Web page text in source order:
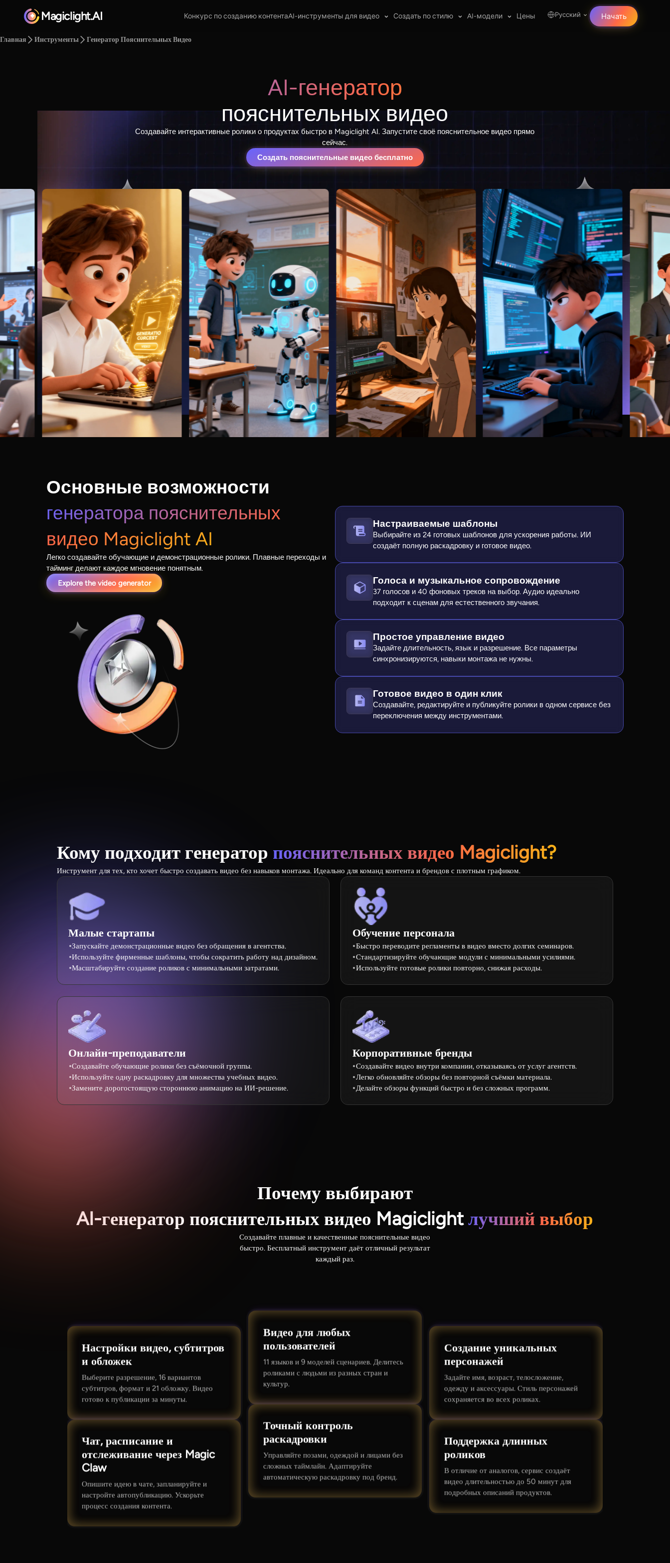
Magiclight.AI Конкурс по созданию контентаAI-инструменты для видео Создать по стилю AI-модели Цены Русский Начать
Главная Инструменты Генератор Пояснительных Видео
AI-генератор
пояснительных видео
Создавайте интерактивные ролики о продуктах быстро в Magiclight AI. Запустите своё пояснительное видео прямо
сейчас.
Создать пояснительные видео бесплатно
Основные возможности
генератора пояснительных
видео Magiclight AI
Легко создавайте обучающие и демонстрационные ролики. Плавные переходы и
тайминг делают каждое мгновение понятным.
Explore the video generator
Настраиваемые шаблоны
Выбирайте из 24 готовых шаблонов для ускорения работы. ИИ
создаёт полную раскадровку и готовое видео.
Голоса и музыкальное сопровождение
37 голосов и 40 фоновых треков на выбор. Аудио идеально
подходит к сценам для естественного звучания.
Простое управление видео
Задайте длительность, язык и разрешение. Все параметры
синхронизируются, навыки монтажа не нужны.
Готовое видео в один клик
Создавайте, редактируйте и публикуйте ролики в одном сервисе без
переключения между инструментами.
Кому подходит генератор пояснительных видео Magiclight?
Инструмент для тех, кто хочет быстро создавать видео без навыков монтажа. Идеально для команд контента и брендов с плотным графиком.
Малые стартапы
Запускайте демонстрационные видео без обращения в агентства.
Используйте фирменные шаблоны, чтобы сократить работу над дизайном.
Масштабируйте создание роликов с минимальными затратами.
Обучение персонала
Быстро переводите регламенты в видео вместо долгих семинаров.
Стандартизируйте обучающие модули с минимальными усилиями.
Используйте готовые ролики повторно, снижая расходы.
Онлайн-преподаватели
Создавайте обучающие ролики без съёмочной группы.
Используйте одну раскадровку для множества учебных видео.
Замените дорогостоящую стороннюю анимацию на ИИ-решение.
Корпоративные бренды
Создавайте видео внутри компании, отказываясь от услуг агентств.
Легко обновляйте обзоры без повторной съёмки материала.
Делайте обзоры функций быстро и без сложных программ.
Почему выбирают
AI-генератор пояснительных видео Magiclightлучший выбор
Создавайте плавные и качественные пояснительные видео
быстро. Бесплатный инструмент даёт отличный результат
каждый раз.
Настройки видео, субтитров
и обложек
Выберите разрешение, 16 вариантов
субтитров, формат и 21 обложку. Видео
готово к публикации за минуты.
Чат, расписание и
отслеживание через Magic
Claw
Опишите идею в чате, запланируйте и
настройте автопубликацию. Ускорьте
процесс создания контента.
Видео для любых
пользователей
11 языков и 9 моделей сценариев. Делитесь
роликами с людьми из разных стран и
культур.
Точный контроль
раскадровки
Управляйте позами, одеждой и лицами без
сложных таймлайн. Адаптируйте
автоматическую раскадровку под бренд.
Создание уникальных
персонажей
Задайте имя, возраст, телосложение,
одежду и аксессуары. Стиль персонажей
сохраняется во всех роликах.
Поддержка длинных
роликов
В отличие от аналогов, сервис создаёт
видео длительностью до 50 минут для
подробных описаний продуктов.